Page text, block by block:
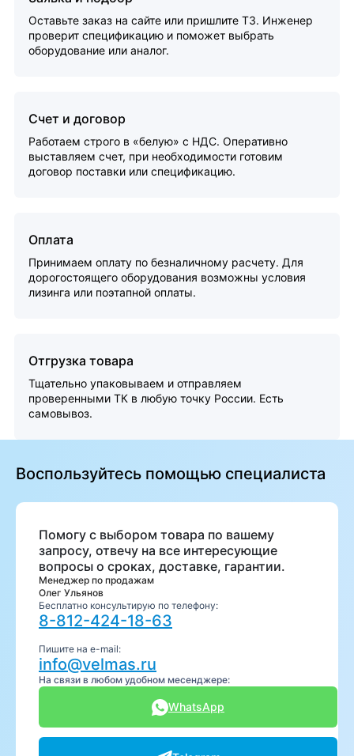
Оставьте заказ на сайте или пришлите ТЗ. Инженер
проверит спецификацию и поможет выбрать
оборудование или аналог.
Счет и договор
Работаем строго в «белую» с НДС. Оперативно
выставляем счет, при необходимости готовим
договор поставки или спецификацию.
Оплата
Принимаем оплату по безналичному расчету. Для
дорогостоящего оборудования возможны условия
лизинга или поэтапной оплаты.
Отгрузка товара
Тщательно упаковываем и отправляем
проверенными ТК в любую точку России. Есть
самовывоз.
Воспользуйтесь помощью специалиста
Помогу с выбором товара по вашему
запросу, отвечу на все интересующие
вопросы о сроках, доставке, гарантии.
Менеджер по продажам
Олег Ульянов
Бесплатно консультирую по телефону:
8-812-424-18-63
Пишите на e-mail:
info@velmas.ru
На связи в любом удобном месенджере:
WhatsApp